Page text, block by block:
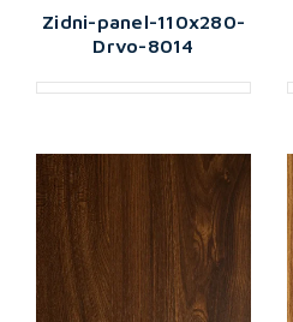
Zidni-panel-110x280-
Drvo-8014